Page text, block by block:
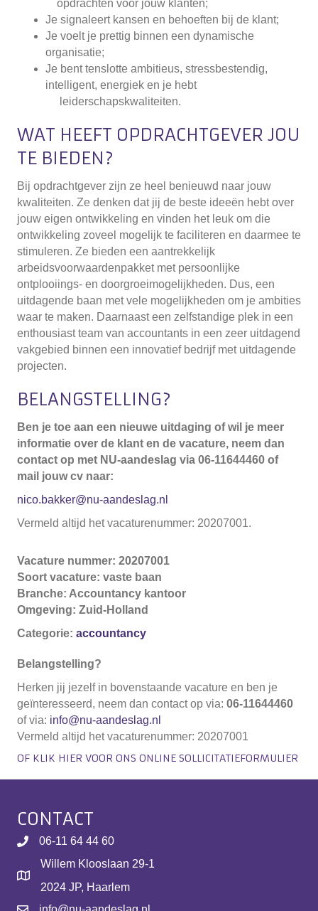
opdrachten voor jouw klanten;
Je signaleert kansen en behoeften bij de klant;
Je voelt je prettig binnen een dynamische
organisatie;
Je bent tenslotte ambitieus, stressbestendig,
intelligent, energiek en je hebt
leiderschapskwaliteiten.
WAT HEEFT OPDRACHTGEVER JOU
TE BIEDEN?
Bij opdrachtgever zijn ze heel benieuwd naar jouw
kwaliteiten. Ze denken dat jij de beste ideeën hebt over
jouw eigen ontwikkeling en vinden het leuk om die
ontwikkeling zoveel mogelijk te faciliteren en daarmee te
stimuleren. Ze bieden een aantrekkelijk
arbeidsvoorwaardenpakket met persoonlijke
ontplooiings- en doorgroeimogelijkheden. Dus, een
uitdagende baan met vele mogelijkheden om je ambities
waar te maken. Daarnaast een zelfstandige plek in een
enthousiast team van accountants in een zeer uitdagend
vakgebied binnen een innovatief bedrijf met uitdagende
projecten.
BELANGSTELLING?
Ben je toe aan een nieuwe uitdaging of wil je meer
informatie over de klant en de vacature, neem dan
contact op met NU-aandeslag via 06-11644460 of
mail jouw cv naar:
nico.bakker@nu-aandeslag.nl
Vermeld altijd het vacaturenummer: 20207001.
Vacature nummer: 20207001
Soort vacature: vaste baan
Branche: Accountancy kantoor
Omgeving: Zuid-Holland
Categorie: accountancy
Belangstelling?
Herken jij jezelf in bovenstaande vacature en ben je
geïnteresseerd, neem dan contact op via: 06-11644460
of via: info@nu-aandeslag.nl
Vermeld altijd het vacaturenummer: 20207001
OF KLIK HIER VOOR ONS ONLINE SOLLICITATIEFORMULIER
CONTACT
06-11 64 44 60
Willem Klooslaan 29-1
2024 JP, Haarlem